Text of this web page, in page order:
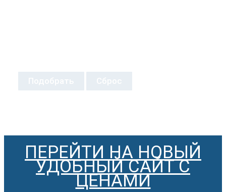
ПЕРЕЙТИ НА НОВЫЙ
УДОБНЫЙ САЙТ С
ЦЕНАМИ